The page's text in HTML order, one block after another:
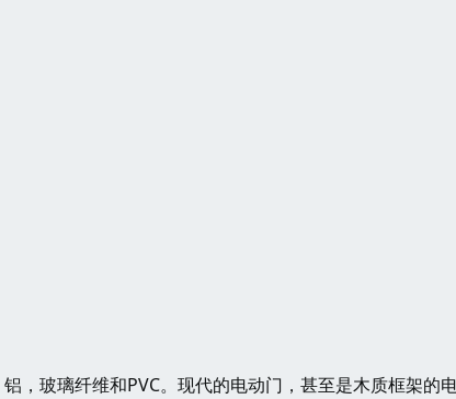
，玻璃纤维和PVC。现代的电动门，甚至是木质框架的